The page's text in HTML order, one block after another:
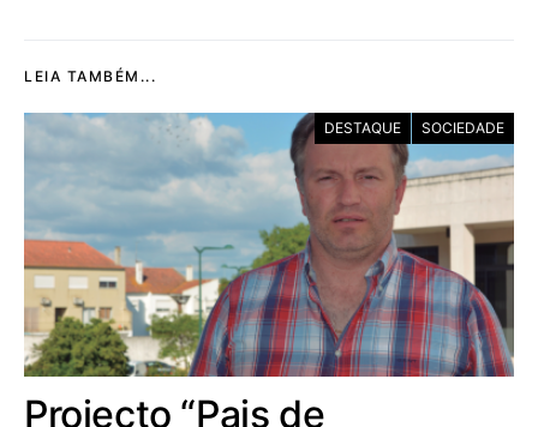
LEIA TAMBÉM...
DESTAQUE SOCIEDADE
Projecto “Pais de